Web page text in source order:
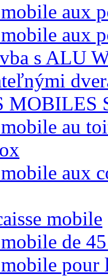
aux
aux
s ALU
MOBILES
au
mobile aux
mobile
de
mobile